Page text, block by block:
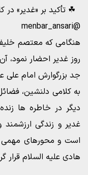
☘ تأکید بر «غدیر»
@menbar_ansari
هنگامی که معتصم
روز غدیر احضار
جد بزرگوارش امام علی
به کلامی دلنشین،
دیگر در خاطره ها
غدیر و زندگی ارزشمند
است و محورهای مهمی
هادی علیه السلام قرار